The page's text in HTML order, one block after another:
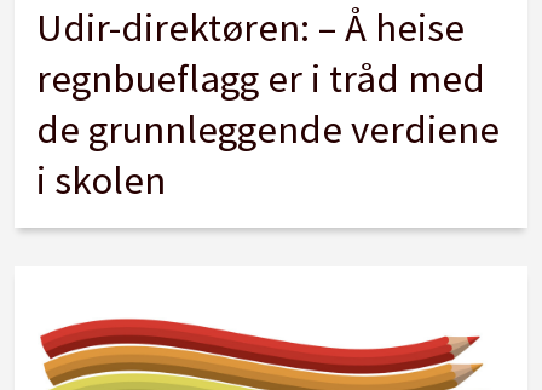
Udir-direktøren: – Å heise
regnbueflagg er i tråd med
de grunnleggende verdiene
i skolen